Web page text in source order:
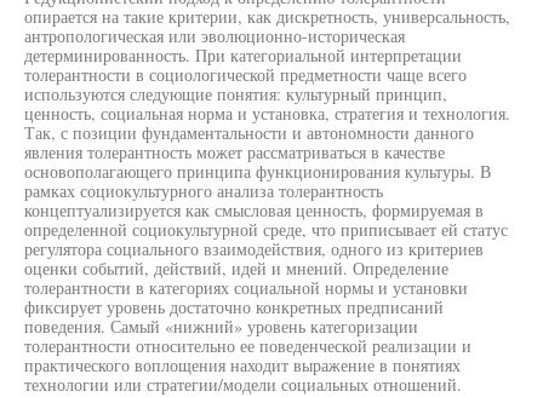
опирается на такие критерии, как дискретность, универсальность,
антропологическая или эволюционно-историческая
детерминированность. При категориальной интерпретации
толерантности в социологической предметности чаще всего
используются следующие понятия: культурный принцип,
ценность, социальная норма и установка, стратегия и технология.
Так, с позиции фундаментальности и автономности данного
явления толерантность может рассматриваться в качестве
основополагающего принципа функционирования культуры. В
рамках социокультурного анализа толерантность
концептуализируется как смысловая ценность, формируемая в
определенной социокультурной среде, что приписывает ей статус
регулятора социального взаимодействия, одного из критериев
оценки событий, действий, идей и мнений. Определение
толерантности в категориях социальной нормы и установки
фиксирует уровень достаточно конкретных предписаний
поведения. Самый «нижний» уровень категоризации
толерантности относительно ее поведенческой реализации и
практического воплощения находит выражение в понятиях
технологии или стратегии/модели социальных отношений.